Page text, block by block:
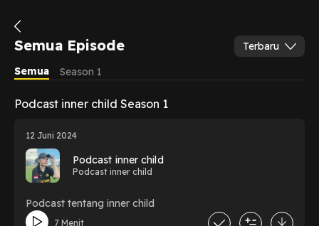
Semua Episode
Terbaru
Semua
Season 1
Podcast inner child Season 1
12 Juni 2024
Podcast inner child
Podcast inner child
Podcast tentang inner child
7 Menit